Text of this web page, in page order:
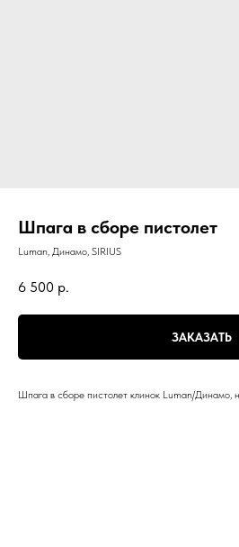
Шпага в сборе пистолет
Luman, Динамо, SIRIUS
6 500 р.
ЗАКАЗАТЬ
Шпага в сборе пистолет клинок Luman/Динамо,